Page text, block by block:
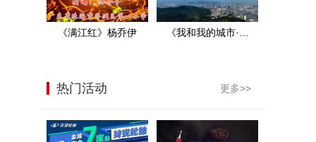
《满江红》杨乔伊
《我和我的城市·珠
热门活动 更多>>